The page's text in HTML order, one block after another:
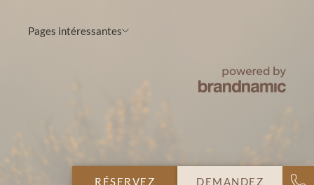
Pages intéressantes
RÉSERVEZ DEMANDEZ